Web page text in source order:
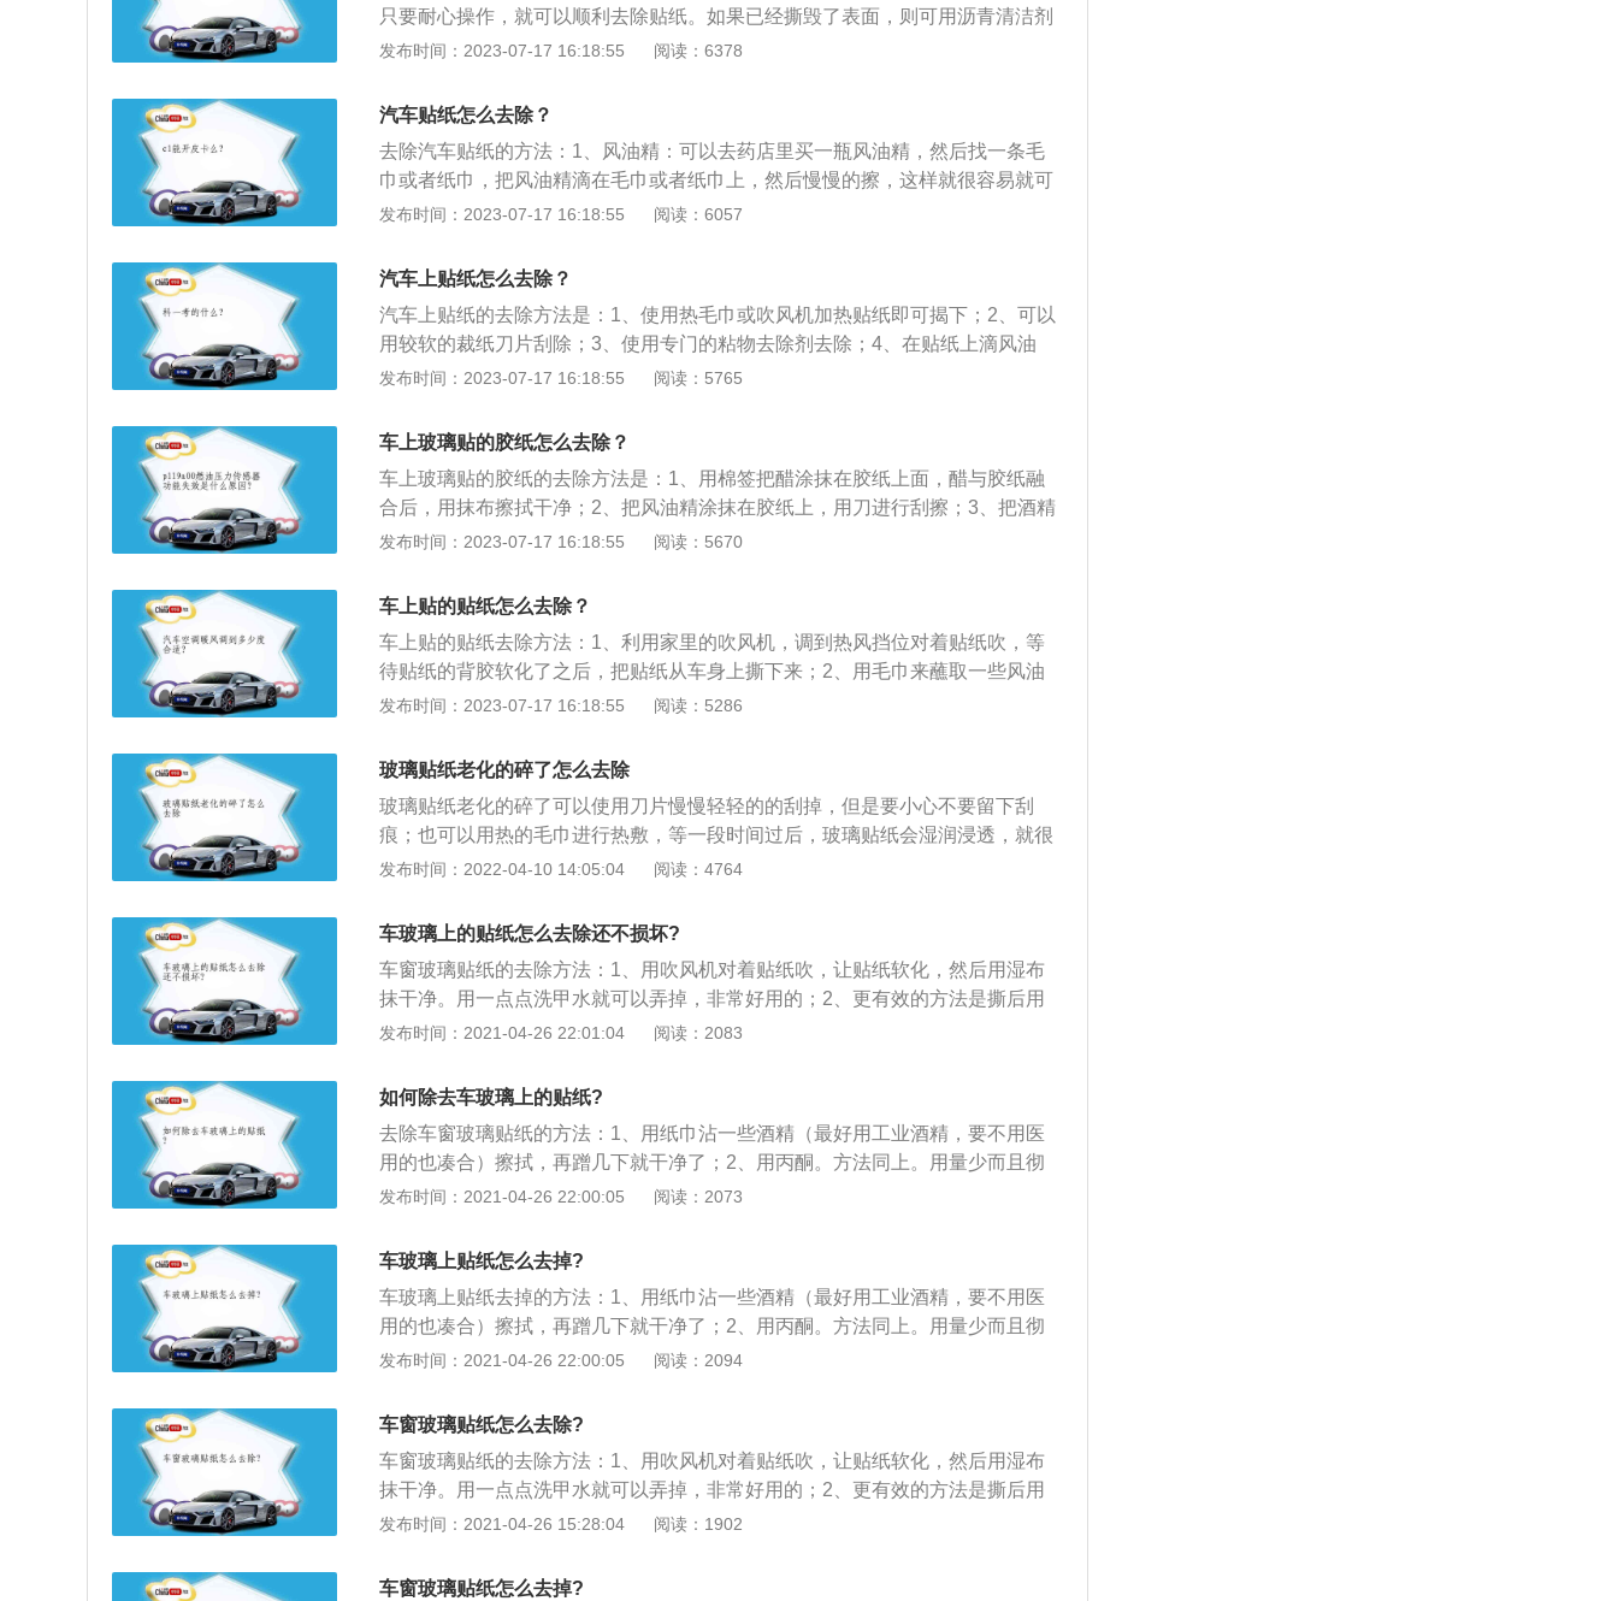
只要耐心操作，就可以顺利去除贴纸。如果已经撕毁了表面，则可用沥青清洁剂
喷涂在胶面上，稍后擦拭也能达到很好的效果。以下关于汽车贴纸介绍：汽车贴
装方式，人们日渐采用个性化的文字、图案尽情张扬自己，也为冷冰冰的车增添
一丝温情，使它日益成为服装之类的时尚潮流。
发布时间：2023-07-17 16:18:55 阅读：6378
汽车贴纸怎么去除？
去除汽车贴纸的方法：1、风油精：可以去药店里买一瓶风油精，然后找一条毛
巾或者纸巾，把风油精滴在毛巾或者纸巾上，然后慢慢的擦，这样就很容易就可
以擦掉贴纸，而且也不会伤到汽车的挡风玻璃。2、牙膏：要是挡风玻璃上贴有
慢慢的刮掉残留的胶就可。切记刮的时候千万不能用刀片或者比较锋利的东西去
刮，否则会把挡风玻璃刮花。3、酒精：找一条毛巾倒点酒精，轻轻松松就可以
把难以撕掉的年检贴给擦掉。但是要注意的是，不能直接喷在挡风玻璃上，否则
会损坏车膜。4、吹风筒：可以拿家里的吹风机加热吹一下，会比较容易把贴纸
擦掉。5、清洁剂：家里有洗洁精或者肥皂，都可以用来清洗贴纸，而且还不伤
发布时间：2023-07-17 16:18:55 阅读：6057
汽车上贴纸怎么去除？
汽车上贴纸的去除方法是：1、使用热毛巾或吹风机加热贴纸即可揭下；2、可以
用较软的裁纸刀片刮除；3、使用专门的粘物去除剂去除；4、在贴纸上滴风油
精、酒精或柴油，使用毛巾擦拭去除；5、使用肥皂水清洗去除。汽车贴纸的作
事故发生；3、防止漆面受自然侵蚀，避免刮蹭造成漆面伤害；4、遮盖划痕；
5、反射光线引起其他驾驶人注意提高行车安全系数。
发布时间：2023-07-17 16:18:55 阅读：5765
车上玻璃贴的胶纸怎么去除？
车上玻璃贴的胶纸的去除方法是：1、用棉签把醋涂抹在胶纸上面，醋与胶纸融
合后，用抹布擦拭干净；2、把风油精涂抹在胶纸上，用刀进行刮擦；3、把酒精
均匀涂抹在胶纸上，胶纸被酒精侵蚀软化后擦拭即可；4、在胶纸上喷专用的隔
1、使用汽车专用的玻璃水；2、汽车玻璃贴质量较好的太阳膜；3、上玻璃险；
4、定期清除汽车玻璃的污垢；5、冬季户外停车时在前挡风玻璃盖上东西。
发布时间：2023-07-17 16:18:55 阅读：5670
车上贴的贴纸怎么去除？
车上贴的贴纸去除方法：1、利用家里的吹风机，调到热风挡位对着贴纸吹，等
待贴纸的背胶软化了之后，把贴纸从车身上撕下来；2、用毛巾来蘸取一些风油
精，擦拭贴纸表面将贴纸涂均匀，等待一会就可以直接将贴纸撕下来；3、使用
璃要慎用。去除汽车背胶的方法：1、利用毛巾蘸取一些酒精浸湿，用毛巾在背
胶残留部位擦拭就可以去除；2、用橡皮擦将残留的背胶擦掉就可以；3、使用柏
油清洗剂。
发布时间：2023-07-17 16:18:55 阅读：5286
玻璃贴纸老化的碎了怎么去除
玻璃贴纸老化的碎了可以使用刀片慢慢轻轻的的刮掉，但是要小心不要留下刮
痕；也可以用热的毛巾进行热敷，等一段时间过后，玻璃贴纸会湿润浸透，就很
容易去除了。还有一种方法就是用双氧水进行去除，双氧水具有软化粘胶的作
纸即可。为了防止以后出现这种难清理的情况，车主可以购买静电贴提前粘在玻
璃上，然后再将玻璃纸贴在静电贴上，以后直接揭掉静电贴就可以了。
发布时间：2022-04-10 14:05:04 阅读：4764
车玻璃上的贴纸怎么去除还不损坏?
车窗玻璃贴纸的去除方法：1、用吹风机对着贴纸吹，让贴纸软化，然后用湿布
抹干净。用一点点洗甲水就可以弄掉，非常好用的；2、更有效的方法是撕后用
红花油擦拭；3、撕了过后，用香蕉水或者汽油；4、用煤油、醋“渗透”贴纸，然
市面上大都用的是“柏油贴纸清除剂”，这种方法是更彻底的、更专业的。
发布时间：2021-04-26 22:01:04 阅读：2083
如何除去车玻璃上的贴纸?
去除车窗玻璃贴纸的方法：1、用纸巾沾一些酒精（最好用工业酒精，要不用医
用的也凑合）擦拭，再蹭几下就干净了；2、用丙酮。方法同上。用量少而且彻
底，最棒的是它能极迅速极容易地去掉这些残留的胶质，比洒精更好使。以上这
一样。效果也很不错。洗甲水不要求质量，好的或一般的都行，只要能洗掉指甲
油的通通可以；4、用护手霜。先把表面的印制品撕掉，然后再把护手霜挤一些
在上面，慢慢地用大拇指搓，搓一会儿就能把粘的残胶都搓下来。就是慢一点
儿。护手霜属于油脂类物质，其性质与胶类不相容。除胶就是用它这个特性。
发布时间：2021-04-26 22:00:05 阅读：2073
车玻璃上贴纸怎么去掉?
车玻璃上贴纸去掉的方法：1、用纸巾沾一些酒精（最好用工业酒精，要不用医
用的也凑合）擦拭，再蹭几下就干净了；2、用丙酮。方法同上。用量少而且彻
底，最棒的是它能极迅速极容易地去掉这些残留的胶质，比洒精更好使。以上这
一样。效果也很不错。洗甲水不要求质量，好的或一般的都行，只要能洗掉指甲
油的通通可以；4、用护手霜。先把表面的印制品撕掉，然后再把护手霜挤一些
在上面，慢慢地用大拇指搓，搓一会儿就能把粘的残胶都搓下来。就是慢一点
儿。护手霜属于油脂类物质，其性质与胶类不相容。除胶就是用它这个特性。
发布时间：2021-04-26 22:00:05 阅读：2094
车窗玻璃贴纸怎么去除?
车窗玻璃贴纸的去除方法：1、用吹风机对着贴纸吹，让贴纸软化，然后用湿布
抹干净。用一点点洗甲水就可以弄掉，非常好用的；2、更有效的方法是撕后用
红花油擦拭；3、撕了过后，用香蕉水或者汽油；4、用煤油、醋“渗透”贴纸，然
市面上大都用的是“柏油贴纸清除剂”，这种方法是更彻底的、更专业的。
发布时间：2021-04-26 15:28:04 阅读：1902
车窗玻璃贴纸怎么去掉?